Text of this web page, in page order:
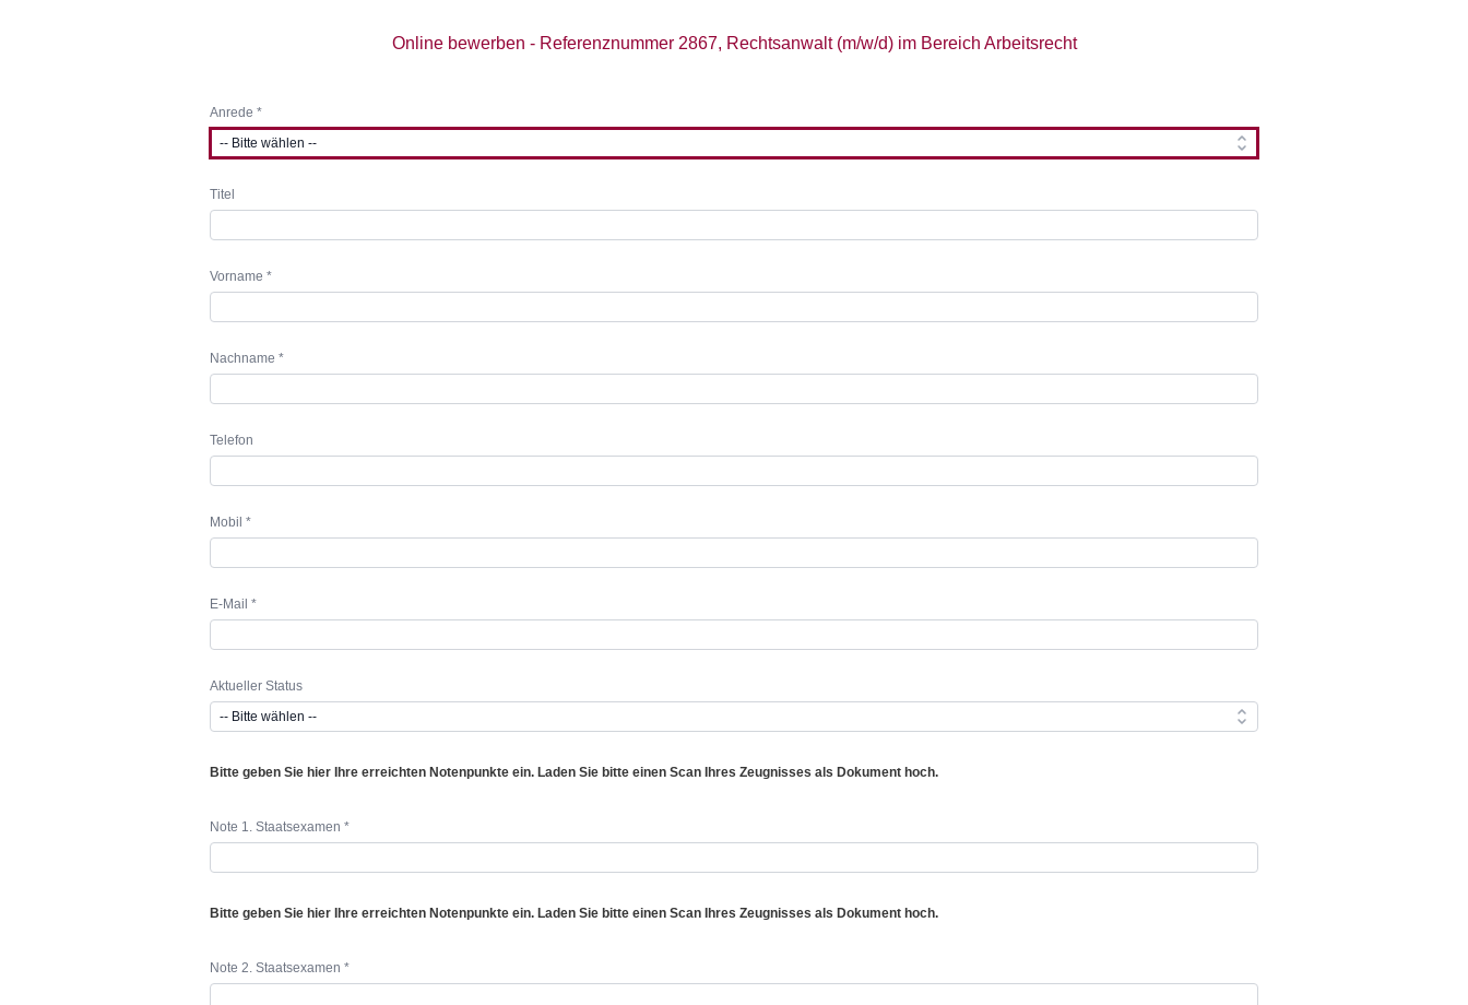
Online bewerben - Referenznummer 2867, Rechtsanwalt (m/w/d) im Bereich Arbeitsrecht
Anrede *
Titel
Vorname *
Nachname *
Telefon
Mobil *
E-Mail *
Aktueller Status
Bitte geben Sie hier Ihre erreichten Notenpunkte ein. Laden Sie bitte einen Scan Ihres Zeugnisses als Dokument hoch.
Note 1. Staatsexamen *
Bitte geben Sie hier Ihre erreichten Notenpunkte ein. Laden Sie bitte einen Scan Ihres Zeugnisses als Dokument hoch.
Note 2. Staatsexamen *